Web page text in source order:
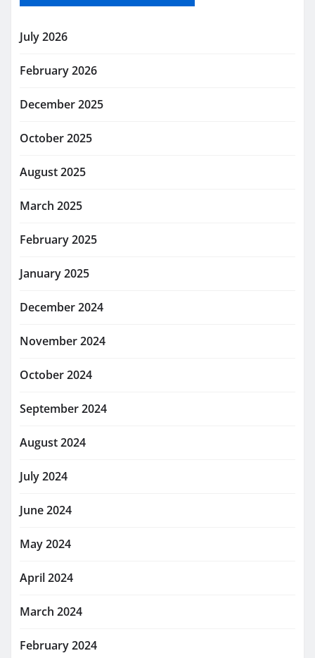
July 2026
February 2026
December 2025
October 2025
August 2025
March 2025
February 2025
January 2025
December 2024
November 2024
October 2024
September 2024
August 2024
July 2024
June 2024
May 2024
April 2024
March 2024
February 2024